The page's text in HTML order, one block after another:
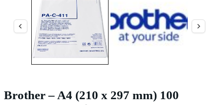
Brother – A4 (210 x 297 mm) 100